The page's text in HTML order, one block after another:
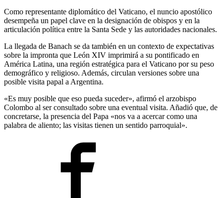
Como representante diplomático del Vaticano, el nuncio apostólico
desempeña un papel clave en la designación de obispos y en la
articulación política entre la Santa Sede y las autoridades nacionales.
La llegada de Banach se da también en un contexto de expectativas
sobre la impronta que León XIV imprimirá a su pontificado en
América Latina, una región estratégica para el Vaticano por su peso
demográfico y religioso. Además, circulan versiones sobre una
posible visita papal a Argentina.
«Es muy posible que eso pueda suceder», afirmó el arzobispo
Colombo al ser consultado sobre una eventual visita. Añadió que, de
concretarse, la presencia del Papa «nos va a acercar como una
palabra de aliento; las visitas tienen un sentido parroquial».